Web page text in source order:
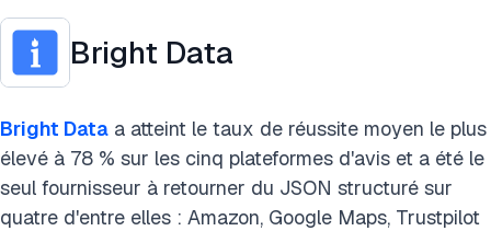
Bright Data
Bright Data a atteint le taux de réussite moyen le plus
élevé à 78 % sur les cinq plateformes d'avis et a été le
seul fournisseur à retourner du JSON structuré sur
quatre d'entre elles : Amazon, Google Maps, Trustpilot